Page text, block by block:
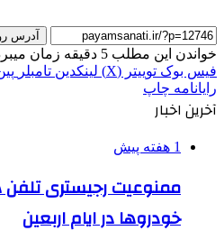
آدرس
خواندن این مطلب 5 دقیقه زمان میبرد
فیس بوک توییتر (X) لینکدین ‫تامبلر
رایانامه چاپ
آخرین اخبار
1 هفته پیش
ممنوعیت رجیستری تلفن
خودروها در ایام اربعین